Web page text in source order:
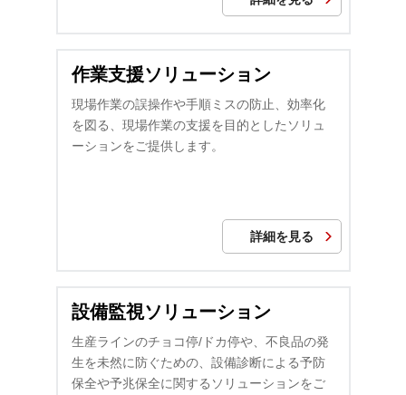
作業支援ソリューション
現場作業の誤操作や手順ミスの防止、効率化
を図る、現場作業の支援を目的としたソリュ
ーションをご提供します。
詳細を見る
設備監視ソリューション
生産ラインのチョコ停/ドカ停や、不良品の発
生を未然に防ぐための、設備診断による予防
保全や予兆保全に関するソリューションをご